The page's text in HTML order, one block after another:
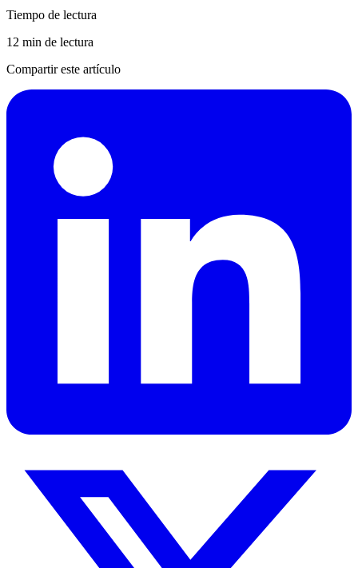
Tiempo de lectura
12 min de lectura
Compartir este artículo